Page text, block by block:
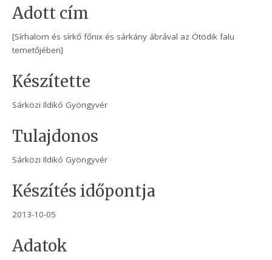
Adott cím
[Sírhalom és sírkő főnix és sárkány ábrával az Ötödik falu
temetőjében]
Készítette
Sárközi Ildikó Gyöngyvér
Tulajdonos
Sárközi Ildikó Gyöngyvér
Készítés időpontja
2013-10-05
Adatok